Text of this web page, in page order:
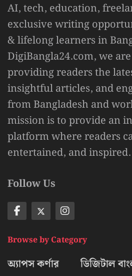
AI, tech, education,
exclusive writing
& lifelong learners in
DigiBangla24.com, we
providing readers the
insightful articles, and
from Bangladesh and
mission is to provide an
platform where readers
entertained, and inspired.
Follow Us
Browse by Category
অ্যাপস কর্ণার
ডিজিটাল